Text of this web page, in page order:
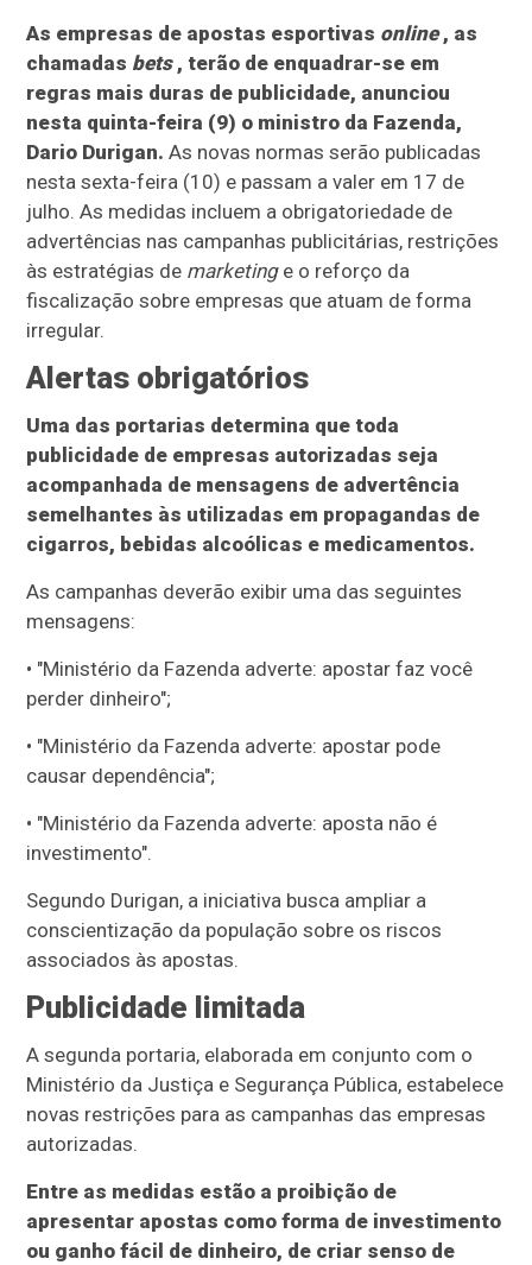
As empresas de apostas esportivas online, as
chamadas bets, terão de enquadrar-se em
regras mais duras de publicidade, anunciou
nesta quinta-feira (9) o ministro da Fazenda,
Dario Durigan. As novas normas serão publicadas
nesta sexta-feira (10) e passam a valer em 17 de
julho. As medidas incluem a obrigatoriedade de
advertências nas campanhas publicitárias, restrições
às estratégias de marketinge o reforço da
fiscalização sobre empresas que atuam de forma
irregular.
Alertas obrigatórios
Uma das portarias determina que toda
publicidade de empresas autorizadas seja
acompanhada de mensagens de advertência
semelhantes às utilizadas em propagandas de
cigarros, bebidas alcoólicas e medicamentos.
As campanhas deverão exibir uma das seguintes
mensagens:
• "Ministério da Fazenda adverte: apostar faz você
perder dinheiro";
• "Ministério da Fazenda adverte: apostar pode
causar dependência";
• "Ministério da Fazenda adverte: aposta não é
investimento".
Segundo Durigan, a iniciativa busca ampliar a
conscientização da população sobre os riscos
associados às apostas.
Publicidade limitada
A segunda portaria, elaborada em conjunto com o
Ministério da Justiça e Segurança Pública, estabelece
novas restrições para as campanhas das empresas
autorizadas.
Entre as medidas estão a proibição de
apresentar apostas como forma de investimento
ou ganho fácil de dinheiro, de criar senso de